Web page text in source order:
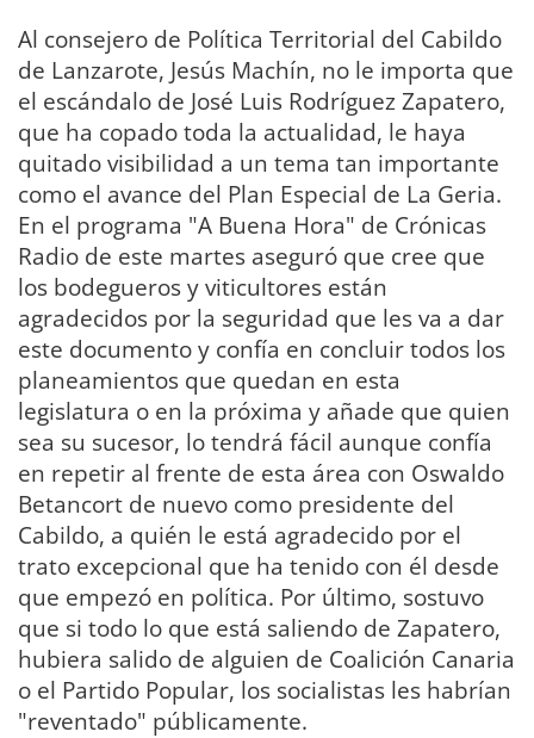
Al consejero de Política Territorial del Cabildo
de Lanzarote, Jesús Machín, no le importa que
el escándalo de José Luis Rodríguez Zapatero,
que ha copado toda la actualidad, le haya
quitado visibilidad a un tema tan importante
como el avance del Plan Especial de La Geria.
En el programa "A Buena Hora" de Crónicas
Radio de este martes aseguró que cree que
los bodegueros y viticultores están
agradecidos por la seguridad que les va a dar
este documento y confía en concluir todos los
planeamientos que quedan en esta
legislatura o en la próxima y añade que quien
sea su sucesor, lo tendrá fácil aunque confía
en repetir al frente de esta área con Oswaldo
Betancort de nuevo como presidente del
Cabildo, a quién le está agradecido por el
trato excepcional que ha tenido con él desde
que empezó en política. Por último, sostuvo
que si todo lo que está saliendo de Zapatero,
hubiera salido de alguien de Coalición Canaria
o el Partido Popular, los socialistas les habrían
"reventado" públicamente.